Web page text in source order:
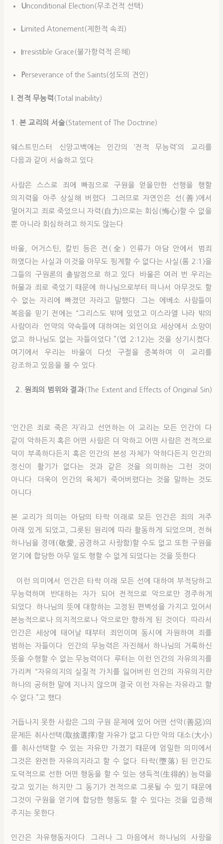
Unconditional Election(무조건적 선택)
Limited Atonement(제한적 속죄)
rresistible Grace(불가항력적 은혜)
Perseverance of the Saints(성도의 견인)
.전적 무능력 (Total Inability)
1. 본 교리의 서술(Statement of The Doctrine)
웨스트민스터 신앙고백에는 인간의 ‘전적 무능력’의 교리를
다음과 같이 서술하고 있다.
사람은 스스로 죄에 빠짐으로 구원을 얻을만한 선행을 행할
의지력을 아주 상실해 버렸다. 그러므로 자연인은 선(善)에서
멀어지고 죄로 죽었으니 자력(自力)으로는 회심(悔心)할 수 없을
뿐 아니라 회심하려고 하지도 않는다.
바울, 어거스틴, 칼빈 등은 전(全) 인류가 아담 안에서 범죄
하였다는 사실과 이것을 아무도 핑계할 수 없다는 사실(롬 2:1)을
그들의 구원론의 출발점으로 하고 있다. 바울은 여러 번 우리는
허물과 죄로 죽었기 때문에 하나님으로부터 떠나서 아무것도 할
수 없는 자리에 빠졌던 자라고 말했다. 그는 에베소 사람들이
복음을 믿기 전에는 “그리스도 밖에 있었고 이스라엘 나라 밖의
사람이라. 언약의 약속들에 대하여는 외인이요 세상에서 소망이
없고 하나님도 없는 자들이었다.”(엡 2:12)는 것을 상기시켰다.
여기에서 우리는 바울이 다섯 구절을 중복하여 이 교리를
강조하고 있음을 볼 수 있다.
2. 원죄의 범위와 결과(The Extent and Effects of Original Sin)
‘인간은 죄로 죽은 자’라고 선언하는 이 교리는 모든 인간이 다
같이 악하든지 혹은 어떤 사람은 더 악하고 어떤 사람은 전적으로
덕이 부족하다든지 혹은 인간의 본성 자체가 악하다든지 인간의
정신이 활기가 없다는 것과 같은 것을 의미하는 그런 것이
아니다. 더욱이 인간의 육체가 죽어버렸다는 것을 말하는 것도
아니다.
본 교리가 의미는 아담의 타락 이래로 모든 인간은 죄의 저주
아래 있게 되었고, 그릇된 원리에 따라 활동하게 되었으며, 전혀
하나님을 경애(敬愛, 공경하고 사랑함)할 수도 없고 또한 구원을
얻기에 합당한 아무 일도 행할 수 없게 되었다는 것을 뜻한다.
이런 의미에서 인간은 타락 이래 모든 선에 대하여 부적당하고
무능력하며 반대하는 자가 되어 전적으로 악으로만 경주하게
되었다. 하나님의 뜻에 대항하는 고정된 편벽성을 가지고 있어서
본능적으로나 의지적으로나 악으로만 향하게 된 것이다. 따라서
인간은 세상에 태어날 때부터 죄인이며 동시에 자원하여 죄를
범하는 자들이다. 인간의 무능력은 자진해서 하나님의 거룩하신
뜻을 수행할 수 없는 무능력이다. 루터는 이런 인간의 자유의지를
가리켜 “자유의지의 실질적 가치를 잃어버린 인간의 자유의지란
하나의 공허한 말에 지나지 않으며 결국 이런 자유는 자유라고 할
수 없다.”고 했다.
거듭나지 못한 사람은 그의 구원 문제에 있어 어떤 선악(善惡)의
문제든 취사선택(取捨選擇)할 자유가 없고 다만 악의 대소(大小)
를 취사선택할 수 있는 자유만 가졌기 때문에 엄밀한 의미에서
그것은 완전한 자유의지라고 할 수 없다. 타락(墮落) 된 인간도
도덕적으로 선한 어떤 행동을 할 수 있는 생득적(生得的) 능력을
갖고 있기는 하지만 그 동기가 전적으로 그릇될 수 있기 때문에
그것이 구원을 얻기에 합당한 행동도 할 수 있다는 것을 입증해
주지는 못한다.
인간은 자유행동자이다. 그러나 그 마음에서 하나님의 사랑을